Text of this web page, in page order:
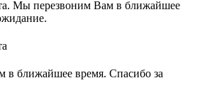
Мы перезвоним Вам в ближайшее
ближайшее время. Спасибо за